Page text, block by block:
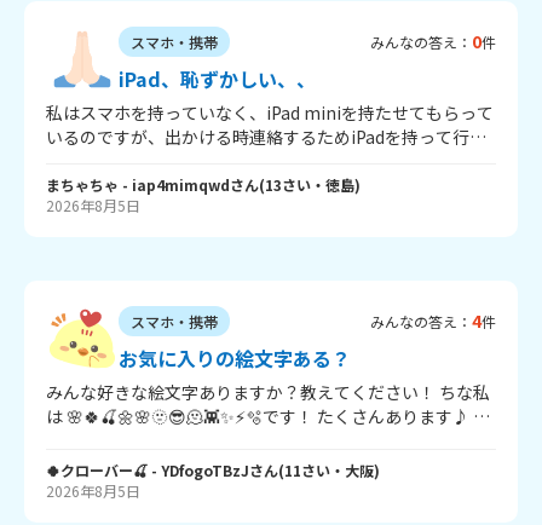
か使ってる人にスマホ買ってもずっと触ってるやろ。」
「じゃあ、使う時間決めよ。」 「意味ないやん。どうせ守
らんねんし。」 で終わります。 11日までに欲しいです！協
力お願いします！！
スマホ・携帯 みんなの答え： 0件
iPad、恥ずかしい、、
私はスマホを持っていなく、iPad miniを持たせてもらって
いるのですが、出かける時連絡するためiPadを持って行く
からです！仲良い友達の前とかなら別に良いのですが、部
活で大会に行く時など本当に恥ずかしくて、連絡できませ
待ってます！
まちゃちゃ - iap4mimqwdさん(13さい・ 徳島)
2026年8月5日
スマホ・携帯 みんなの答え： 4件
お気に入りの絵文字ある？
みんな好きな絵文字ありますか？教えてください！ ちな私
は 🌸🍀🍒🌼🌸🫥😎🫠👾✨⚡️🫧です！ たくさんあります♪ た
🍀クローバー🍒 - YDfogoTBzJさん(11さい・ 大阪)
2026年8月5日